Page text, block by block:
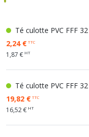
Té culotte PVC FFF
2,24 €TTC
1,87 € HT
Té culotte PVC FFF
19,82 €TTC
16,52 € HT